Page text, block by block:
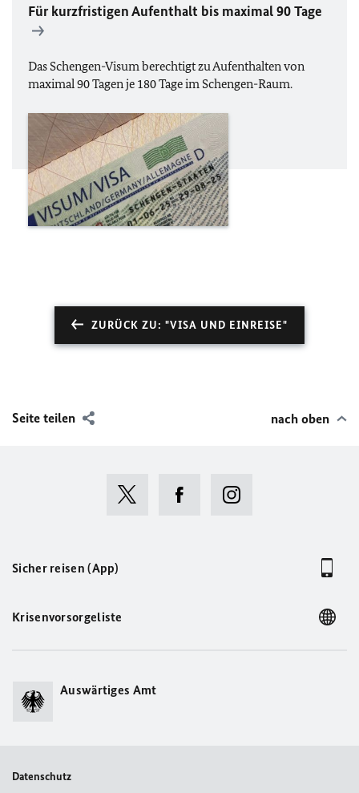
Für kurzfristigen Aufenthalt bis maximal 90 Tage
Das Schengen-Visum berechtigt zu Aufenthalten von
maximal 90 Tagen je 180 Tage im Schengen-Raum.
ZURÜCK ZU: "VISA UND EINREISE"
Seite teilen nach oben
Sicher reisen (App)
Krisenvorsorgeliste
Auswärtiges Amt
Datenschutz